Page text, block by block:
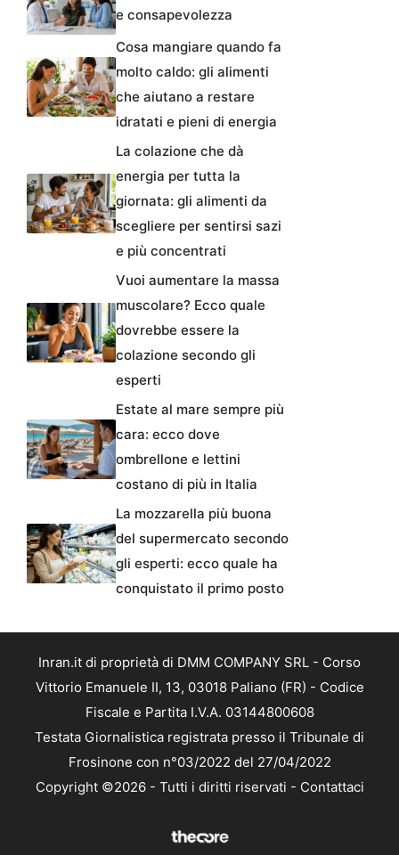
e consapevolezza
Cosa mangiare quando fa
molto caldo: gli alimenti
che aiutano a restare
idratati e pieni di energia
La colazione che dà
energia per tutta la
giornata: gli alimenti da
scegliere per sentirsi sazi
e più concentrati
Vuoi aumentare la massa
muscolare? Ecco quale
dovrebbe essere la
colazione secondo gli
esperti
Estate al mare sempre più
cara: ecco dove
ombrellone e lettini
costano di più in Italia
La mozzarella più buona
del supermercato secondo
gli esperti: ecco quale ha
conquistato il primo posto
Inran.it di proprietà di DMM COMPANY SRL - Corso
Vittorio Emanuele II, 13, 03018 Paliano (FR) - Codice
Fiscale e Partita I.V.A. 03144800608
Testata Giornalistica registrata presso il Tribunale di
Frosinone con n°03/2022 del 27/04/2022
Copyright ©2026 - Tutti i diritti riservati - Contattaci